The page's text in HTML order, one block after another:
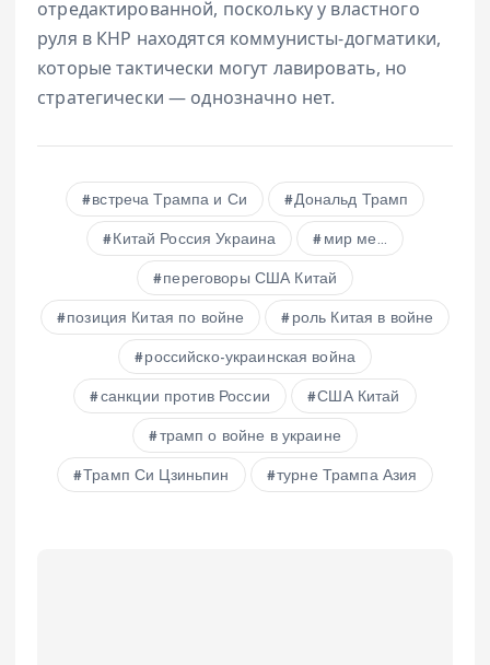
отредактированной, поскольку у властного
руля в КНР находятся коммунисты-догматики,
которые тактически могут лавировать, но
стратегически — однозначно нет.
встреча Трампа и Си Дональд Трамп
Китай Россия Украина мир ме...
переговоры США Китай
позиция Китая по войне роль Китая в войне
российско-украинская война
санкции против России США Китай
трамп о войне в украине
Трамп Си Цзиньпин турне Трампа Азия